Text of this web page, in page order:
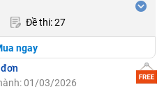
Đề thi: 27
ngay
01/03/2026